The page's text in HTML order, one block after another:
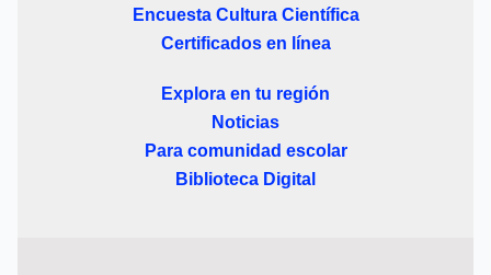
Encuesta Cultura Científica
Certificados en línea
Explora en tu región
Noticias
Para comunidad escolar
Biblioteca Digital